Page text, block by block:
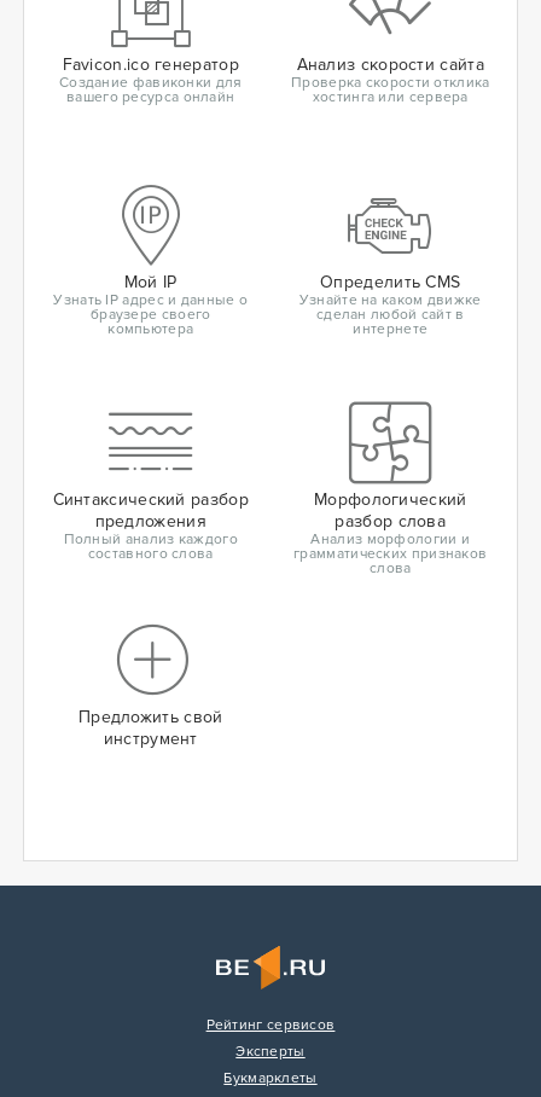
Favicon.ico генератор
Создание фавиконки для
вашего ресурса онлайн
Анализ скорости сайта
Проверка скорости отклика
хостинга или сервера
Мой IP
Узнать IP адрес и данные о
браузере своего
компьютера
Определить CMS
Узнайте на каком движке
сделан любой сайт в
интернете
Синтаксический разбор
предложения
Полный анализ каждого
составного слова
Морфологический
разбор слова
Анализ морфологии и
грамматических признаков
слова
Предложить свой
инструмент
Рейтинг сервисов
Эксперты
Букмарклеты